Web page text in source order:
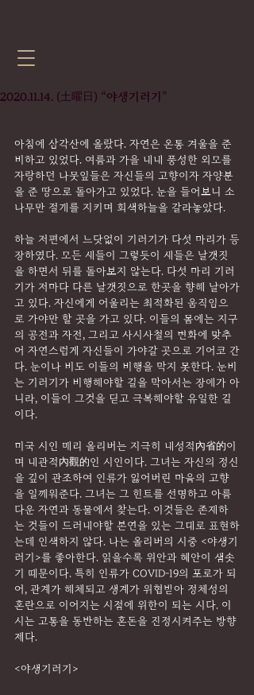
2020.11.14. (土曜日) “야생기러기”
아침에 삼각산에 올랐다. 자연은 온통 겨울을 준
비하고 있었다. 여름과 가을 내내 풍성한 외모를
자랑하던 나뭇잎들은 자신들의 고향이자 자양분
을 준 땅으로 돌아가고 있었다. 눈을 들어보니 소
나무만 절개를 지키며 회색하늘을 갈라놓았다.
하늘 저편에서 느닷없이 기러기가 다섯 마리가 등
장하였다. 모든 새들이 그렇듯이 새들은 날갯짓
을 하면서 뒤를 돌아보지 않는다. 다섯 마리 기러
기가 저마다 다른 날갯짓으로 한곳을 향해 날아가
고 있다. 자신에게 어울리는 최적화된 움직임으
로 가야만 할 곳을 가고 있다. 이들의 몸에는 지구
의 공전과 자전, 그리고 사시사철의 변화에 맞추
어 자연스럽게 자신들이 가야갈 곳으로 기어코 간
다. 눈이나 비도 이들의 비행을 막지 못한다. 눈비
는 기러기가 비행해야할 길을 막아서는 장애가 아
니라, 이들이 그것을 딛고 극복해야할 유일한 길
이다.
미국 시인 매리 올리버는 지극히 내성적內省的이
며 내관적內觀的인 시인이다. 그녀는 자신의 정신
을 깊이 관조하여 인류가 잃어버린 마음의 고향
을 일깨워준다. 그녀는 그 힌트를 선명하고 아름
다운 자연과 동물에서 찾는다. 이것들은 존재하
는 것들이 드러내야할 본연을 있는 그대로 표현하
는데 인색하지 않다. 나는 올리버의 시중 <야생기
러기>를 좋아한다. 읽을수록 위안과 혜안이 샘솟
기 때문이다. 특히 인류가 COVID-19의 포로가 되
어, 관계가 해체되고 생계가 위협받아 정체성의
혼란으로 이어지는 시점에 위한이 되는 시다. 이
시는 고통을 동반하는 혼돈을 진정시켜주는 방향
제다.
<야생기러기>